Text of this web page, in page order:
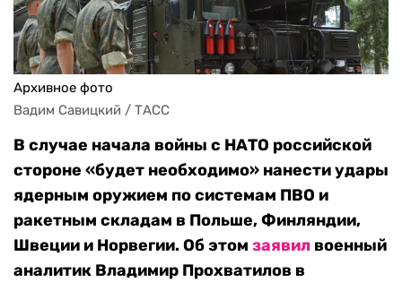
Архивное фото
Вадим Савицкий / ТАСС
В случае начала войны с НАТО российской
стороне «будет необходимо» нанести удары
ядерным оружием по системам ПВО и
ракетным складам в Польше, Финляндии,
Швеции и Норвегии. Об этом заявил военный
аналитик Владимир Прохватилов в